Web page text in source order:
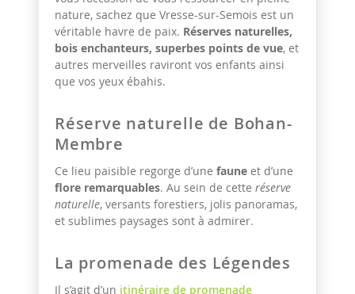
nature, sachez que Vresse-sur-Semois est un
véritable havre de paix. Réserves naturelles,
bois enchanteurs, superbes points de vue, et
autres merveilles raviront vos enfants ainsi
que vos yeux ébahis.
Réserve naturelle de Bohan-
Membre
Ce lieu paisible regorge d’une faune et d’une
flore remarquables. Au sein de cette réserve
naturelle, versants forestiers, jolis panoramas,
et sublimes paysages sont à admirer.
La promenade des Légendes
Il s’agit d’un itinéraire de promenade